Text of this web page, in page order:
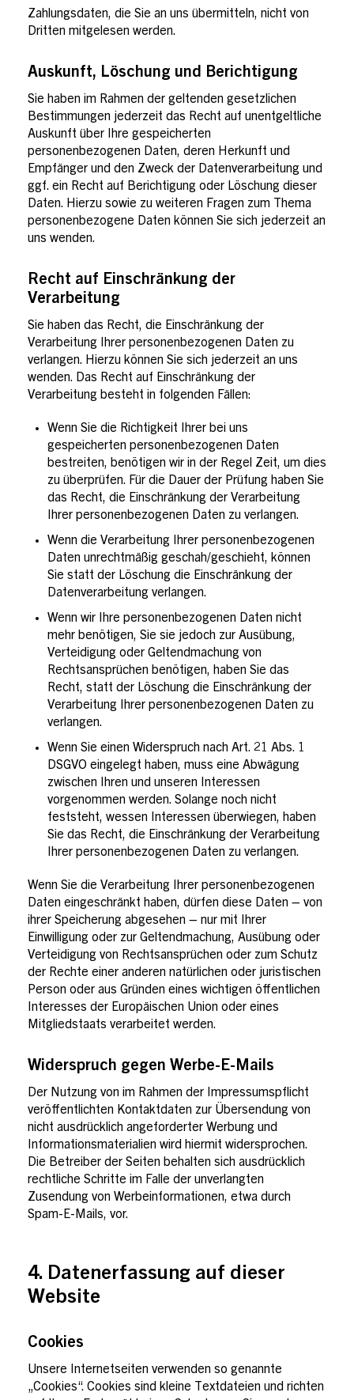
Zahlungsdaten, die Sie an uns übermitteln, nicht von
Dritten mitgelesen werden.
Auskunft, Löschung und Berichtigung
Sie haben im Rahmen der geltenden gesetzlichen
Bestimmungen jederzeit das Recht auf unentgeltliche
Auskunft über Ihre gespeicherten
personenbezogenen Daten, deren Herkunft und
Empfänger und den Zweck der Datenverarbeitung und
ggf. ein Recht auf Berichtigung oder Löschung dieser
Daten. Hierzu sowie zu weiteren Fragen zum Thema
personenbezogene Daten können Sie sich jederzeit an
uns wenden.
Recht auf Einschränkung der
Verarbeitung
Sie haben das Recht, die Einschränkung der
Verarbeitung Ihrer personenbezogenen Daten zu
verlangen. Hierzu können Sie sich jederzeit an uns
wenden. Das Recht auf Einschränkung der
Verarbeitung besteht in folgenden Fällen:
Wenn Sie die Richtigkeit Ihrer bei uns
gespeicherten personenbezogenen Daten
bestreiten, benötigen wir in der Regel Zeit, um dies
zu überprüfen. Für die Dauer der Prüfung haben Sie
das Recht, die Einschränkung der Verarbeitung
Ihrer personenbezogenen Daten zu verlangen.
Wenn die Verarbeitung Ihrer personenbezogenen
Daten unrechtmäßig geschah/geschieht, können
Sie statt der Löschung die Einschränkung der
Datenverarbeitung verlangen.
Wenn wir Ihre personenbezogenen Daten nicht
mehr benötigen, Sie sie jedoch zur Ausübung,
Verteidigung oder Geltendmachung von
Rechtsansprüchen benötigen, haben Sie das
Recht, statt der Löschung die Einschränkung der
Verarbeitung Ihrer personenbezogenen Daten zu
verlangen.
Wenn Sie einen Widerspruch nach Art. 21 Abs. 1
DSGVO eingelegt haben, muss eine Abwägung
zwischen Ihren und unseren Interessen
vorgenommen werden. Solange noch nicht
feststeht, wessen Interessen überwiegen, haben
Sie das Recht, die Einschränkung der Verarbeitung
Ihrer personenbezogenen Daten zu verlangen.
Wenn Sie die Verarbeitung Ihrer personenbezogenen
Daten eingeschränkt haben, dürfen diese Daten – von
ihrer Speicherung abgesehen – nur mit Ihrer
Einwilligung oder zur Geltendmachung, Ausübung oder
Verteidigung von Rechtsansprüchen oder zum Schutz
der Rechte einer anderen natürlichen oder juristischen
Person oder aus Gründen eines wichtigen öffentlichen
Interesses der Europäischen Union oder eines
Mitgliedstaats verarbeitet werden.
Widerspruch gegen Werbe-E-Mails
Der Nutzung von im Rahmen der Impressumspflicht
veröffentlichten Kontaktdaten zur Übersendung von
nicht ausdrücklich angeforderter Werbung und
Informationsmaterialien wird hiermit widersprochen.
Die Betreiber der Seiten behalten sich ausdrücklich
rechtliche Schritte im Falle der unverlangten
Zusendung von Werbeinformationen, etwa durch
Spam-E-Mails, vor.
4. Datenerfassung auf dieser
Website
Cookies
Unsere Internetseiten verwenden so genannte
„Cookies“. Cookies sind kleine Textdateien und richten